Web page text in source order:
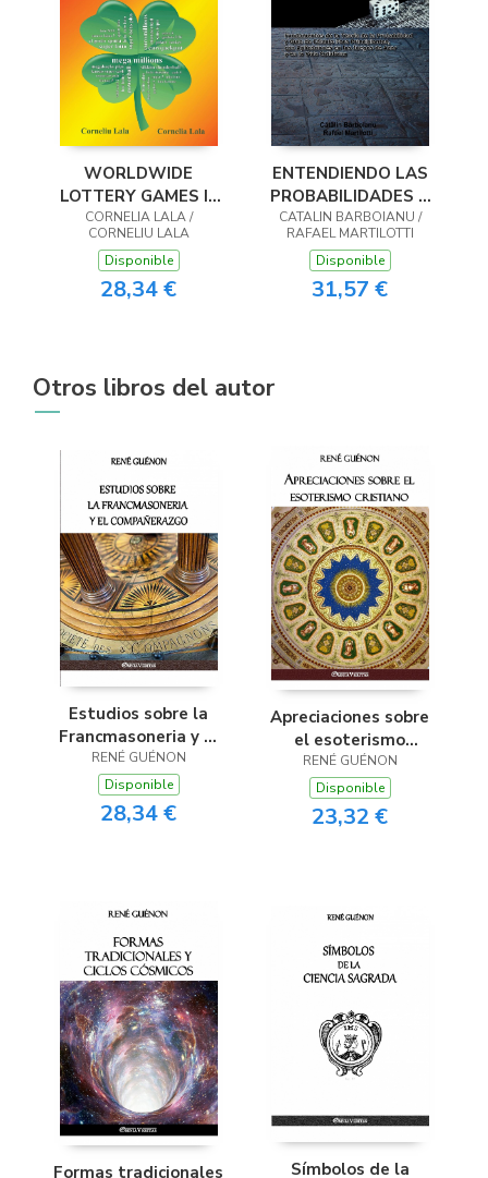
WORLDWIDE
LOTTERY GAMES In
Naturally Optimized
Systems
CORNELIA LALA /
CORNELIU LALA
Disponible
28,34 €
ENTENDIENDO LAS
PROBABILIDADES Y
CALCULÁNDOLAS
CATALIN BARBOIANU /
RAFAEL MARTILOTTI
Disponible
31,57 €
Otros libros del autor
Estudios sobre la
Francmasoneria y el
Compañerazgo
RENÉ GUÉNON
Disponible
28,34 €
Apreciaciones sobre
el esoterismo
cristiano
RENÉ GUÉNON
Disponible
23,32 €
Formas tradicionales
Símbolos de la